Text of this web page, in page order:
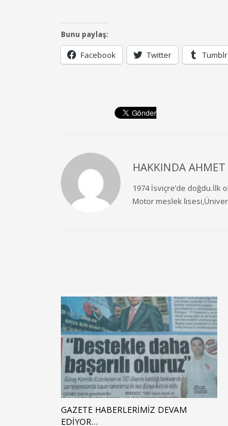
Bunu paylaş:
Facebook Twitter Tumblr
HAKKINDA AHMET
1974 İsviçre’de doğdu.İlk
Motor meslek
GAZETE HABERLERİMİZ DEVAM
EDİYOR…